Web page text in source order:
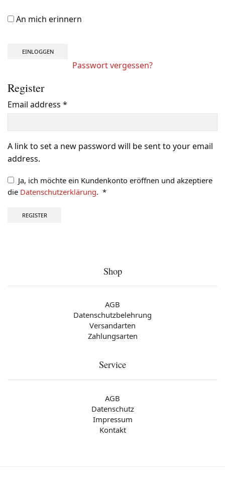
An mich erinnern
EINLOGGEN
Passwort vergessen?
Register
Email address *
A link to set a new password will be sent to your email
address.
Ja, ich möchte ein Kundenkonto eröffnen und akzeptiere
die Datenschutzerklärung. *
REGISTER
Shop
AGB
Datenschutzbelehrung
Versandarten
Zahlungsarten
Service
AGB
Datenschutz
Impressum
Kontakt